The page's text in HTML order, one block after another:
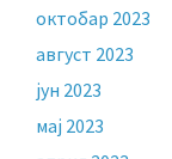
октобар 2023
август 2023
јун 2023
мај 2023